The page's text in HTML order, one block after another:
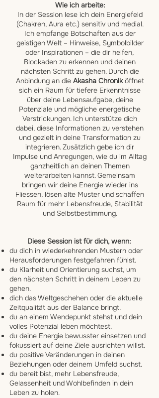
Wie ich arbeite:
In der Session lese ich dein Energiefeld
(Chakren, Aura etc.) sensitiv und medial.
Ich empfange Botschaften aus der
geistigen Welt – Hinweise, Symbolbilder
oder Inspirationen – die dir helfen,
Blockaden zu erkennen und deinen
nächsten Schritt zu gehen. Durch die
Anbindung an die Akasha Chroniköffnet
sich ein Raum für tiefere Erkenntnisse
über deine Lebensaufgabe, deine
Potenziale und mögliche energetische
Verstrickungen. Ich unterstütze dich
dabei, diese Informationen zu verstehen
und gezielt in deine Transformation zu
integrieren. Zusätzlich gebe ich dir
Impulse und Anregungen, wie du im Alltag
ganzheitlich an deinen Themen
weiterarbeiten kannst. Gemeinsam
bringen wir deine Energie wieder ins
Fliessen, lösen alte Muster und schaffen
Raum für mehr Lebensfreude, Stabilität
und Selbstbestimmung.
Diese Session ist für dich, wenn:
du dich in wiederkehrenden Mustern oder
Herausforderungen festgefahren fühlst.
du Klarheit und Orientierung suchst, um
den nächsten Schritt in deinem Leben zu
gehen.
dich das Weltgeschehen oder die aktuelle
Zeitqualität aus der Balance bringt.
du an einem Wendepunkt stehst und dein
volles Potenzial leben möchtest.
du deine Energie bewusster einsetzen und
fokussiert auf deine Ziele ausrichten willst.
du positive Veränderungen in deinen
Beziehungen oder deinem Umfeld suchst.
du bereit bist, mehr Lebensfreude,
Gelassenheit und Wohlbefinden in dein
Leben zu holen.